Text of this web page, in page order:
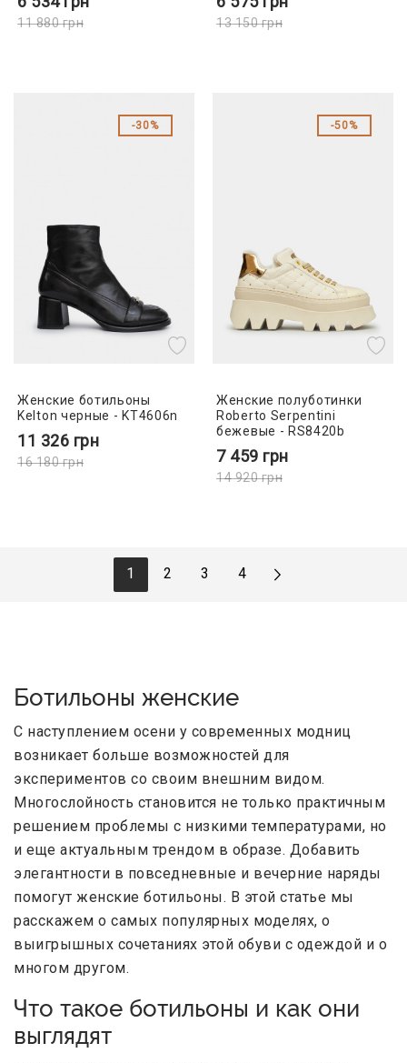
11 880грн 13 150грн
30%
Женские ботильоны
Kelton черные - KT4606n
11 326 грн
16 180грн
50%
Женские полуботинки
Roberto Serpentini
бежевые - RS8420b
7 459 грн
14 920грн
1 2 3 4
Ботильоны женские
С наступлением осени у современных модниц
возникает больше возможностей для
экспериментов со своим внешним видом.
Многослойность становится не только практичным
решением проблемы с низкими температурами, но
и еще актуальным трендом в образе. Добавить
элегантности в повседневные и вечерние наряды
помогут женские ботильоны. В этой статье мы
расскажем о самых популярных моделях, о
выигрышных сочетаниях этой обуви с одеждой и о
многом другом.
Что такое ботильоны и как они
выглядят